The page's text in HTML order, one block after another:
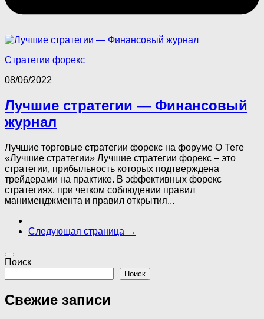
Стратегии форекс
08/06/2022
Лучшие стратегии — Финансовый
журнал
Лучшие торговые стратегии форекс на форуме О Теге
«Лучшие стратегии» Лучшие стратегии форекс – это
стратегии, прибыльность которых подтверждена
трейдерами на практике. В эффективных форекс
стратегиях, при четком соблюдении правил
манименджмента и правил открытия...
Следующая страница →
Поиск
Поиск
Свежие записи